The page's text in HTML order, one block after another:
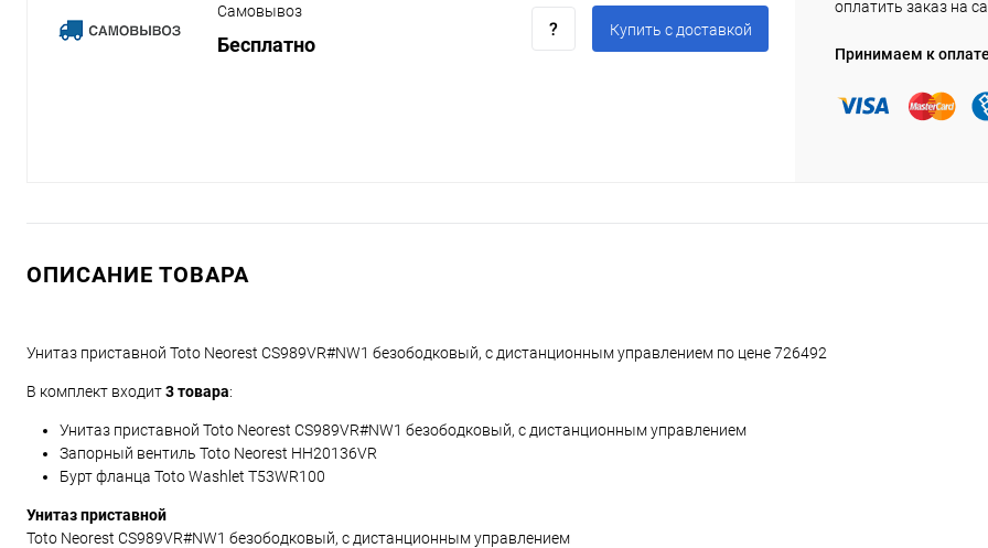
Самовывоз
Бесплатно
Купить c доставкой
оплатить заказ на
Принимаем к оплате
ОПИСАНИЕ ТОВАРА
Унитаз приставной Toto Neorest CS989VR#NW1 безободковый, с дистанционным управлением по цене 726492
В комплект входит3 товара:
Унитаз приставной Toto Neorest CS989VR#NW1 безободковый, с дистанционным управлением
Запорный вентиль Toto Neorest HH20136VR
Бурт фланца Toto Washlet T53WR100
Унитаз приставной
Toto Neorest CS989VR#NW1 безободковый, с дистанционным управлением